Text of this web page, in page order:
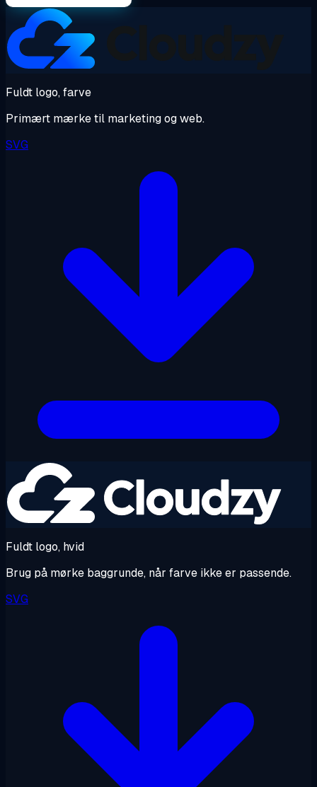
Fuldt logo, farve
Primært mærke til marketing og web.
SVG
Fuldt logo, hvid
Brug på mørke baggrunde, når farve ikke er passende.
SVG